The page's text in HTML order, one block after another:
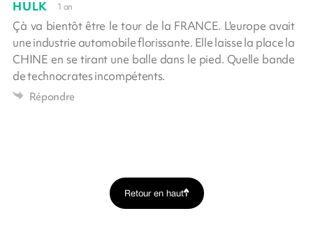
HULK 1 an
Çà va bientôt être le tour de la FRANCE. L'europe avait
une industrie automobile florissante. Elle laisse la place la
CHINE en se tirant une balle dans le pied. Quelle bande
de technocrates incompétents.
Répondre
Retour en haut